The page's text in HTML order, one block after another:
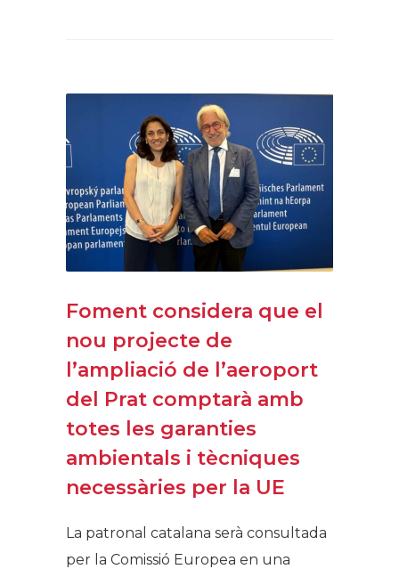
Foment considera que el
nou projecte de
l’ampliació de l’aeroport
del Prat comptarà amb
totes les garanties
ambientals i tècniques
necessàries per la UE
La patronal catalana serà consultada
per la Comissió Europea en una